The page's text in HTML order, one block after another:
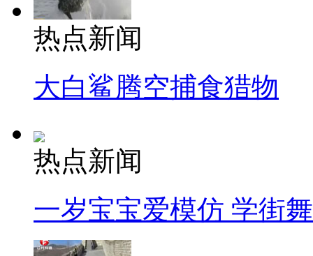
热点新闻
大白鲨腾空捕食猎物
热点新闻
一岁宝宝爱模仿 学街